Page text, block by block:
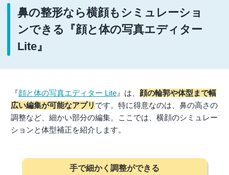
鼻の整形なら横顔もシミュレーショ
ンできる『顔と体の写真エディター
Lite』
『顔と体の写真エディター Lite 』は、 顔の輪郭や体型まで幅
広い編集が可能なアプリ です。特に得意なのは、鼻の高さの
調整など、細かい部分の編集。ここでは、横顔のシミュレー
ションと体型補正を紹介します。
手で細かく調整ができる